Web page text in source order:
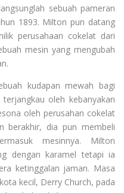
sebuah pameran
1893. Milton pun datang
perusahaan cokelat dari
mesin yang mengubah
kudapan mewah bagi
oleh kebanyakan
oleh perusahan cokelat
berakhir, dia pun membeli
mesinnya. Milton
dengan karamel tetapi ia
ketinggalan jaman. Masa
kecil, Derry Church, pada